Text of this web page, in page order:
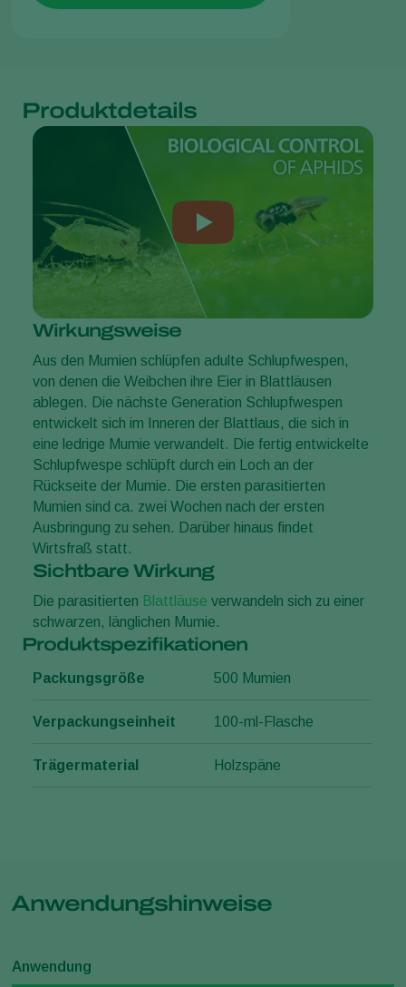
Produktdetails
Wirkungsweise
Aus den Mumien schlüpfen adulte Schlupfwespen,
von denen die Weibchen ihre Eier in Blattläusen
ablegen. Die nächste Generation Schlupfwespen
entwickelt sich im Inneren der Blattlaus, die sich in
eine ledrige Mumie verwandelt. Die fertig entwickelte
Schlupfwespe schlüpft durch ein Loch an der
Rückseite der Mumie. Die ersten parasitierten
Mumien sind ca. zwei Wochen nach der ersten
Ausbringung zu sehen. Darüber hinaus findet
Wirtsfraß statt.
Sichtbare Wirkung
Die parasitierten Blattläuse verwandeln sich zu einer
schwarzen, länglichen Mumie.
Produktspezifikationen
Packungsgröße 500 Mumien
Verpackungseinheit 100-ml-Flasche
Trägermaterial Holzspäne
Anwendungshinweise
Anwendung